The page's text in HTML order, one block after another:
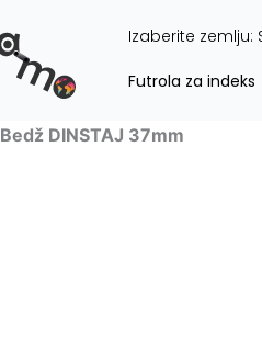
Izaberite zemlju:
Futrola za indeks
Bedž DINSTAJ 37mm